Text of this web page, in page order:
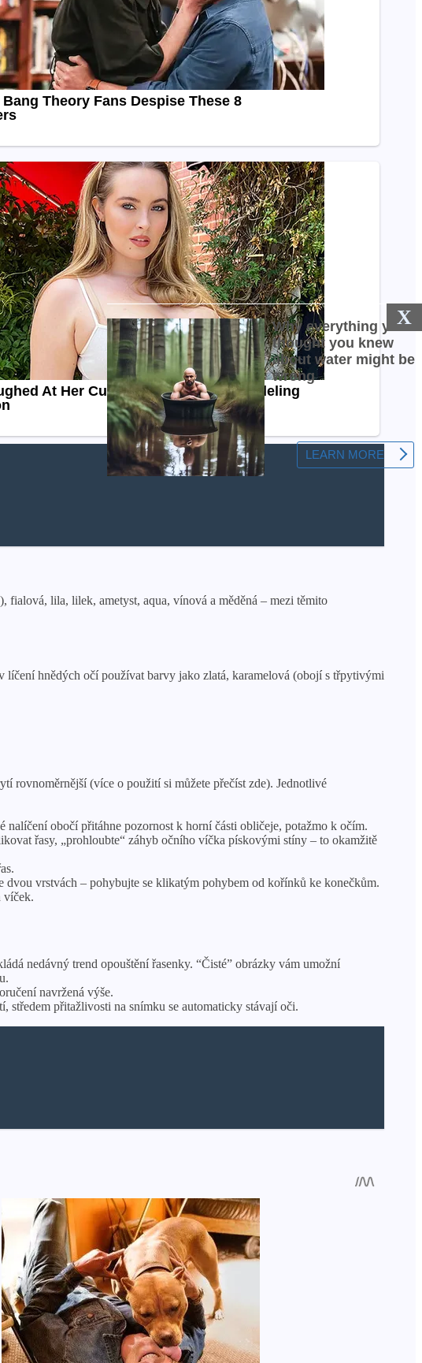
X
fialová, lila, lilek, ametyst, aqua, vínová a měděná – mezi těmito
hnědých očí používat barvy jako zlatá, karamelová (obojí s třpytivými
rovnoměrnější (více o použití si můžete přečíst zde). Jednotlivé
obočí přitáhne pozornost k horní části obličeje, potažmo k očím.
řasy, „prohloubte“ záhyb očního víčka pískovými stíny – to okamžitě
dvou vrstvách – pohybujte se klikatým pohybem od kořínků ke konečkům.
víček.
nedávný trend opouštění řasenky. “Čisté” obrázky vám umožní
navržená výše.
středem přitažlivosti na snímku se automaticky stávají oči.